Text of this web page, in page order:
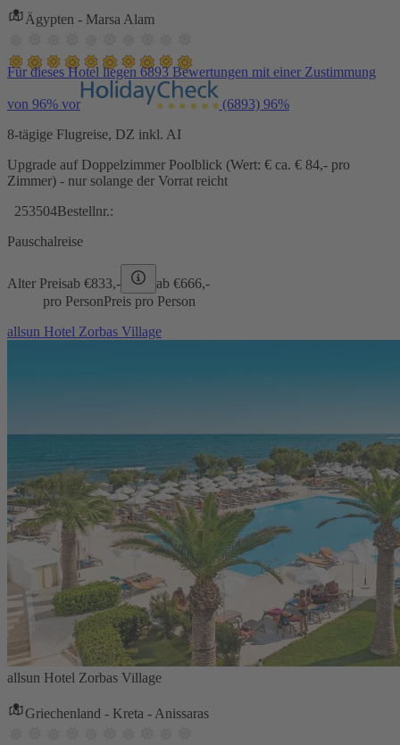
Ägypten - Marsa Alam
Für dieses Hotel liegen 6893 Bewertungen mit einer Zustimmung
von 96% vor (6893) 96%
8-tägige Flugreise, DZ inkl. AI
Upgrade auf Doppelzimmer Poolblick (Wert: € ca. € 84,- pro
Zimmer) - nur solange der Vorrat reicht
253504Bestellnr.:
Pauschalreise
Alter Preisab €833,- ab €666,-
pro PersonPreis pro Person
allsun Hotel Zorbas Village
allsun Hotel Zorbas Village
Griechenland - Kreta - Anissaras